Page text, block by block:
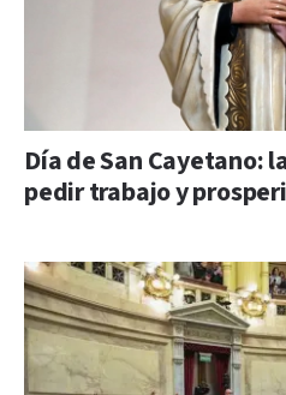
Día de San Cayetano:
pedir trabajo y